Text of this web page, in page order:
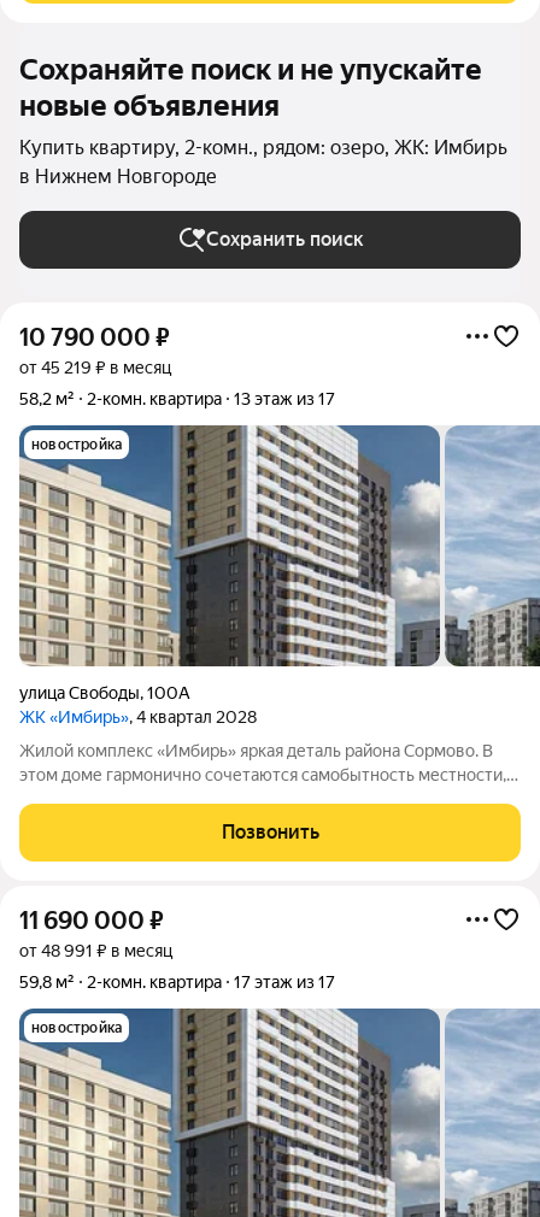
Сохраняйте поиск и не упускайте
новые объявления
Купить квартиру, 2-комн., рядом: озеро, ЖК: Имбирь
в Нижнем Новгороде
Сохранить поиск
10 790 000 ₽
от 45 219 ₽ в месяц
58,2 м²
2-комн. квартира 13 этаж из 17
новостройка
улица Свободы,100А
ЖК «Имбирь», 4 квартал 2028
Жилой комплекс «Имбирь» яркая деталь района Сормово. В
этом доме гармонично сочетаются самобытность местности,
комфорта. Всё необходимое находится в шаговой
доступности: транспортная развязка,
Позвонить
11 690 000 ₽
от 48 991 ₽ в месяц
59,8 м²
2-комн. квартира 17 этаж из 17
новостройка